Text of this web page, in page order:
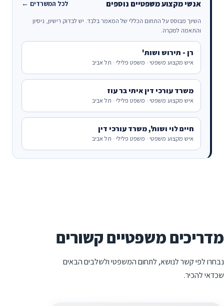
אנשי מקצוע משפטיים נוספים לכל המשרדים ←
השיוך מבוסס על התחום הכללי של המאמר בלבד. יש לבדוק רישיון, ניסיון
והתאמה למקרה.
רן - תירוש ושות'
איש מקצוע משפטי · משפט פלילי · תל אביב
משרד עורכי דין איתי בר עוז
איש מקצוע משפטי · משפט פלילי · תל אביב
חיים לוי ושות', משרד עורכי דין
איש מקצוע משפטי · משפט פלילי · תל אביב
מדריכים משפטיים קשורים
נבחרו לפי קשר לנושא, לתחום המשפטי ולשלבים הבאים
שכדאי להכיר.